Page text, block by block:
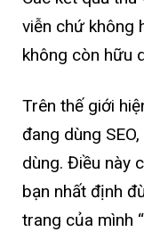
viễn chứ không
không còn hữu
Trên thế giới
đang dùng
dùng. Điều này
bạn nhất định
trang của mình